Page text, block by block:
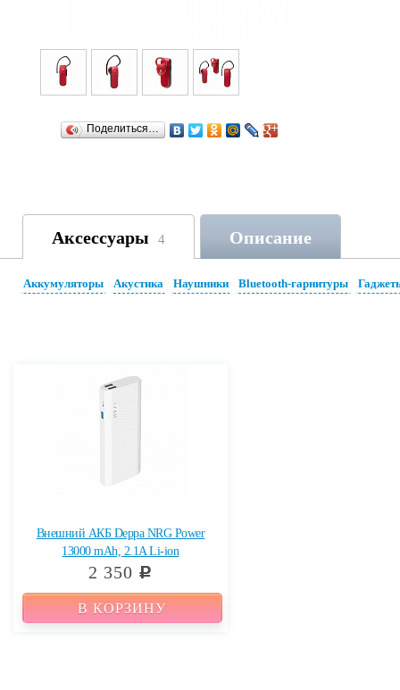
Поделиться…
Аксессуары 4 Описание
Аккумуляторы Акустика Наушники Bluetooth-гарнитуры
Внешний АКБ Deppa NRG Power
13000 mAh, 2.1A Li-ion
2 350 c
В КОРЗИНУ